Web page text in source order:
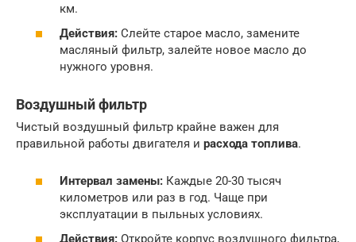
км.
Действия: Слейте старое масло, замените
масляный фильтр, залейте новое масло до
нужного уровня.
Воздушный фильтр
Чистый воздушный фильтр крайне важен для
правильной работы двигателя и расхода топлива.
Интервал замены: Каждые 20-30 тысяч
километров или раз в год. Чаще при
эксплуатации в пыльных условиях.
Действия: Откройте корпус воздушного фильтра,